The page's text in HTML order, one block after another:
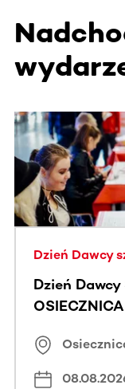
Ta sekcja
Dzień Dawcy
Dzień